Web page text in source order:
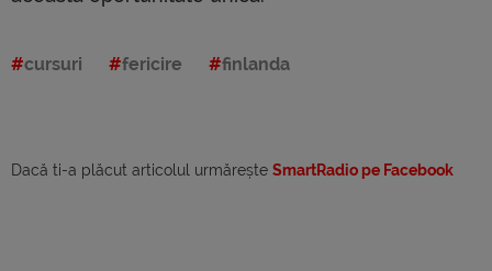
cursuri fericire finlanda
Dacă ti-a plăcut articolul urmărește SmartRadio pe Facebook